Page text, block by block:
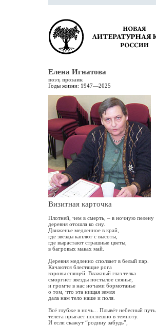
Елена Игнатова
поэт, прозаик
Годы жизни: 1947—2025
Визитная карточка
Плотней, чем в смерть, – в ночную пелену
деревня отошла ко сну.
Движенье медленное в край,
где звёзды каплют с высоты,
где вырастают страшные цветы,
в багровых маках май.
Деревня медленно сползает в белый пар.
Качаются блестящие рога
коровы спящей. Влажный глаз телка
сморгнёт звезды постылое сиянье,
и громче в нас ночами бормотанье
о том, что эта нищая земля
дала нам тело наше и поля.
Всё глубже в ночь... Плывёт небесный путь,
телега прыгает поспешно в темноту.
И если скажут “родину забудь”,